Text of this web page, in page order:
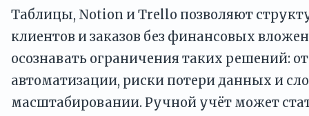
Таблицы, Notion и Trello позволяют
клиентов и заказов без финансовых
осознавать ограничения таких решений:
автоматизации, риски потери данных и
масштабировании. Ручной учёт может